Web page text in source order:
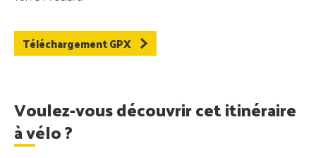
Téléchargement GPX
Voulez-vous découvrir cet itinéraire
à vélo ?